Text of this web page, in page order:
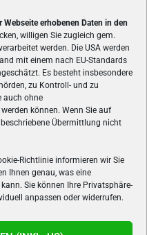
erhobenen Daten in den
willigen Sie zugleich gem.
werden. Die USA werden
mit einem nach EU-Standards
Es besteht insbesondere
zu Kontroll- und zu
auch ohne
können. Wenn Sie auf
Übermittlung nicht
Richtlinie informieren wir Sie
Ihnen genau, was eine
Sie können Ihre Privatsphäre-
anpassen oder widerrufen.
ist das älteste Online-
täglich aktuelle News,
Gaming-
des e-Sport's.